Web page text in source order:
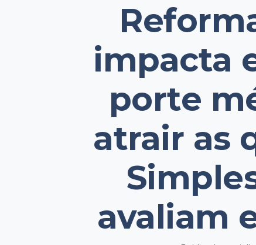
impacta
porte
atrair as
avaliam